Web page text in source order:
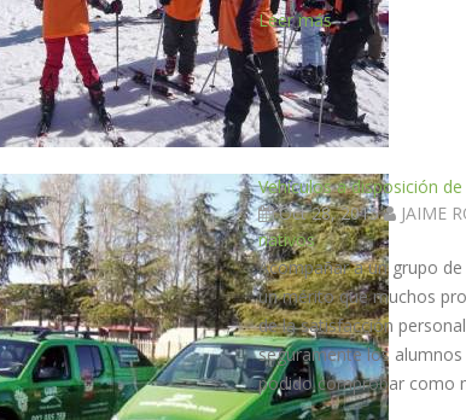
Leer más
Vehículos a disposición
Oct 28, 2015 JAIME
nativos
Acompañar a un grupo
un mérito que muchos
de la satisfacción
seguramente los
podido comprobar como